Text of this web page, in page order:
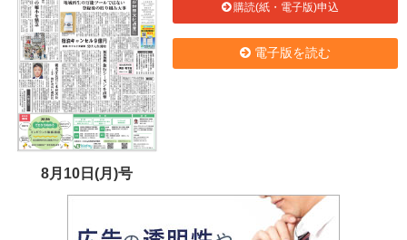
8月10日(月)号
購読(紙・電子版)申込
電子版を読む